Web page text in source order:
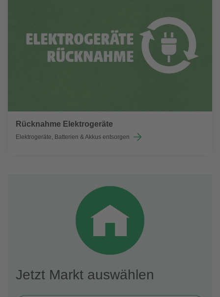
Rücknahme Elektrogeräte
Elektrogeräte, Batterien & Akkus entsorgen
Jetzt Markt auswählen